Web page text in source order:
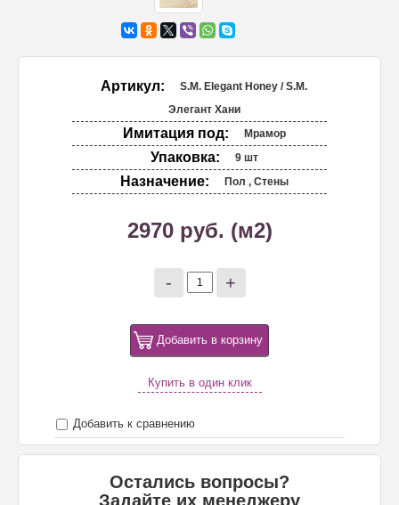
Артикул:
S.M. Elegant Honey / S.M.
Элегант Хани
Имитация под: Мрамор
Упаковка: 9 шт
Назначение: Пол , Стены
2970 руб. (м2)
- +
Добавить в корзину
Купить в один клик
Добавить к сравнению
Остались вопросы?
Задайте их менеджеру